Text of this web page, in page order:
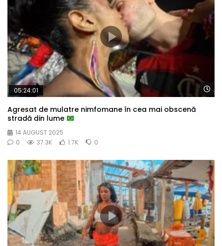
05:24:01
Agresat de mulatre nimfomane în cea mai obscenă
stradă din lume
14 AUGUST 2025
0
37.3K 1.7K 0